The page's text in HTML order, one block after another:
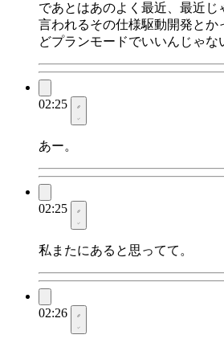
であとはあのよく最近、最近じ
言われるその仕様駆動開発とか
どプランモードでいいんじゃな
02:25
あー。
02:25
私またにあると思ってて。
02:26